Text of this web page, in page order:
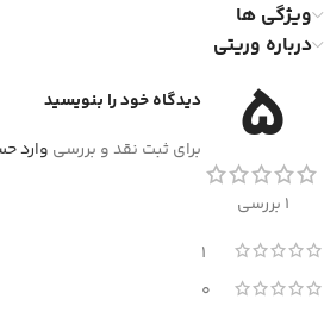
ویژگی ها
درباره وریتی
5
1 بررسی
1
0
دیدگاه خود را بنویسید
برای ثبت نقد و بررسی وارد